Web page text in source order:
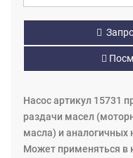
Насос артикул 15731
раздачи масел
масла) и аналогичных
Может применяться в